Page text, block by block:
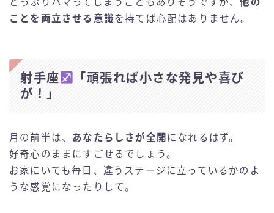
どっぷりハマってしまうこともありそうですが、他の
ことを両立させる意識を持てば心配はありません。
射手座
「頑張れば小さな発見や喜び
が！」
月の前半は、 あなたらしさが全開 になれるはず。
好奇心のままにすごせるでしょう。
お家にいても毎日、違うステージに立っているかのよ
うな感覚になったりして。